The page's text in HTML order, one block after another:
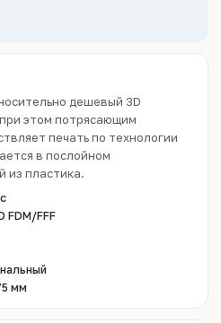
дешевый 3D
этом потрясающим
печать по технологии
в послойном
из пластика.
FDM/FFF
мм